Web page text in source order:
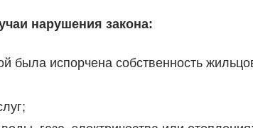
нарушения закона:
была испорчена собственность